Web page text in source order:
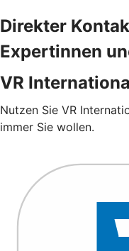
Direkter
Expertinnen
VR
Nutzen Sie VR
immer Sie wollen.